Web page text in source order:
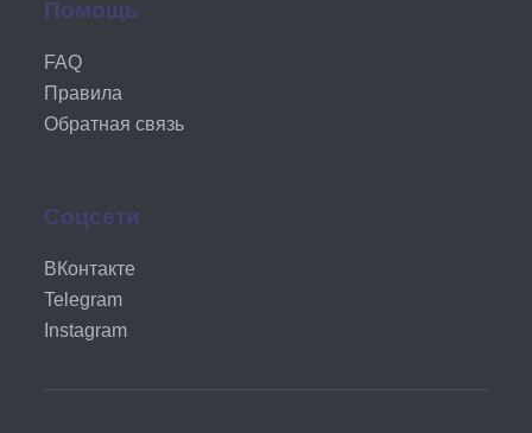
Помощь
FAQ
Правила
Обратная связь
Соцсети
ВКонтакте
Telegram
Instagram